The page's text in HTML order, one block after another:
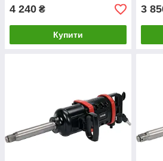
4 240 ₴
Купити
3